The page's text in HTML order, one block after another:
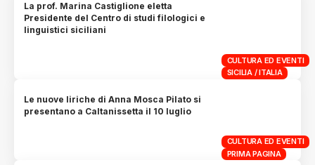
CULTURA ED EVENTI
SICILIA / ITALIA
La prof. Marina Castiglione eletta
Presidente del Centro di studi filologici e
linguistici siciliani
CULTURA ED EVENTI
PRIMA PAGINA
Le nuove liriche di Anna Mosca Pilato si
presentano a Caltanissetta il 10 luglio